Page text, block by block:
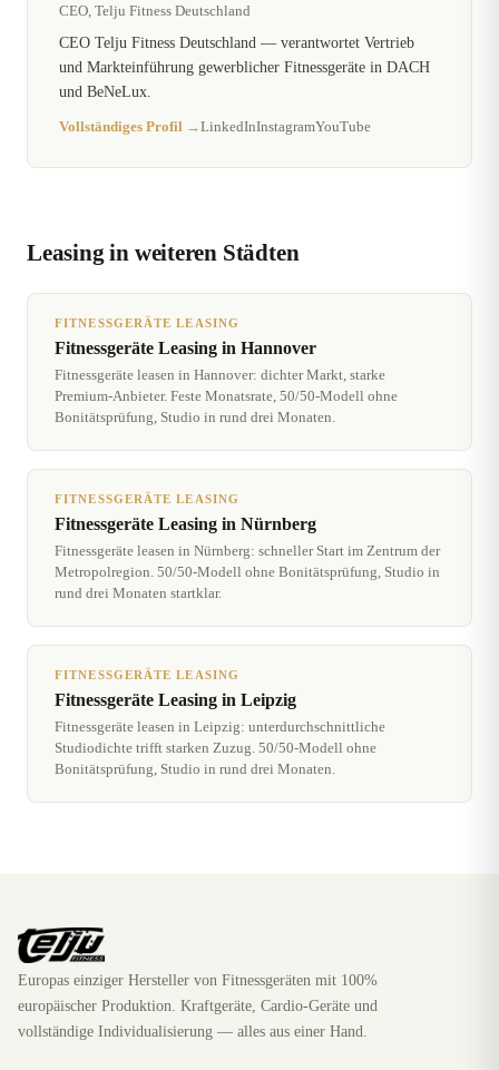
CEO, Telju Fitness Deutschland
CEO Telju Fitness Deutschland — verantwortet Vertrieb
und Markteinführung gewerblicher Fitnessgeräte in DACH
und BeNeLux.
Vollständiges Profil →LinkedInInstagramYouTube
Leasing in weiteren Städten
FITNESSGERÄTE LEASING
Fitnessgeräte Leasing in Hannover
Fitnessgeräte leasen in Hannover: dichter Markt, starke
Premium-Anbieter. Feste Monatsrate, 50/50-Modell ohne
Bonitätsprüfung, Studio in rund drei Monaten.
FITNESSGERÄTE LEASING
Fitnessgeräte Leasing in Nürnberg
Fitnessgeräte leasen in Nürnberg: schneller Start im Zentrum der
Metropolregion. 50/50-Modell ohne Bonitätsprüfung, Studio in
rund drei Monaten startklar.
FITNESSGERÄTE LEASING
Fitnessgeräte Leasing in Leipzig
Fitnessgeräte leasen in Leipzig: unterdurchschnittliche
Studiodichte trifft starken Zuzug. 50/50-Modell ohne
Bonitätsprüfung, Studio in rund drei Monaten.
Europas einziger Hersteller von Fitnessgeräten mit 100%
europäischer Produktion. Kraftgeräte, Cardio-Geräte und
vollständige Individualisierung — alles aus einer Hand.